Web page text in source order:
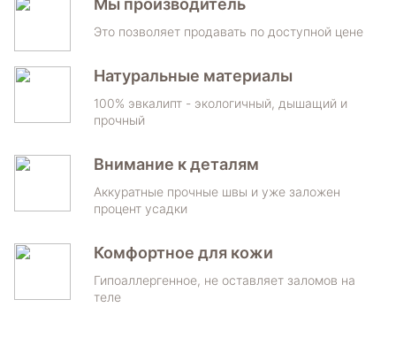
Мы производитель
Это позволяет продавать по доступной цене
Натуральные материалы
100% эвкалипт - экологичный, дышащий и
прочный
Внимание к деталям
Аккуратные прочные швы и уже заложен
процент усадки
Комфортное для кожи
Гипоаллергенное, не оставляет заломов на
теле